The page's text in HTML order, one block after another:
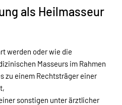
als Heilmasseur
werden oder wie die
Masseurs im Rahmen
zu einem Rechtsträger einer
sonstigen unter ärztlicher